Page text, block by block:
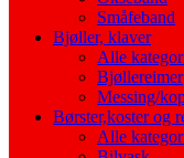
Småfeband
Bjøller, klaver
Alle
Bjøllereimer
Messing/
Børster,koster og
Alle